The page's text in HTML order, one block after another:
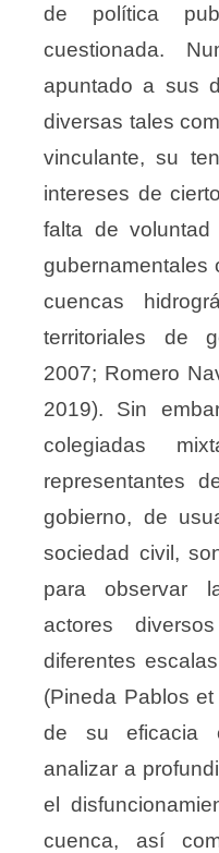
de política
cuestionada.
apuntado a sus
diversas tales
vinculante, su
intereses de
falta de
gubernamentales
cuencas
territoriales de
2007; Romero
2019). Sin
colegiadas
representantes
gobierno, de
sociedad civil,
para observar
actores
diferentes
(Pineda Pablos
de su eficacia
analizar a
el
cuenca, así